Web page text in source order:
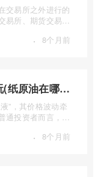
交易所之外进行的
易所、期货交易所
· 8个月前
纸面石油期货如何玩(纸原油在哪里交易)
”，其价格波动牵
通投资者而言，直
· 8个月前